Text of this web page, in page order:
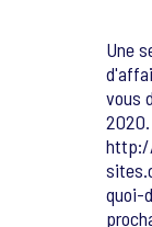
Une
vous
quoi-